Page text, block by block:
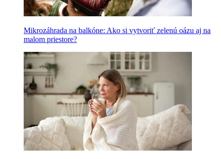
Mikrozáhrada na balkóne: Ako si vytvoriť zelenú oázu aj na
malom priestore?